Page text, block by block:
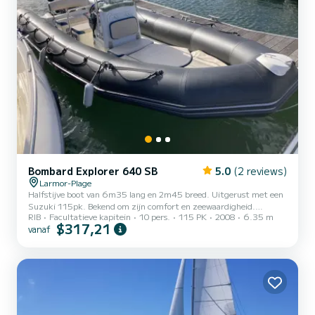
Bombard Explorer 640 SB 5.0 (2 reviews)
Larmor-Plage
Halfstijve boot van 6m35 lang en 2m45 breed. Uitgerust met een
Suzuki 115pk. Bekend om zijn comfort en zeewaardigheid.
(Extreem veilig) Ideaal voor dagtochten (halve dag mogelijk).
Uitgerust voor plezier en veiligheid: - Zonnedek voor - Skimast -
Navigatielicht - Dekzeil / zonnetent (optioneel) - Opblaasbare ring
+ reddingsvest (optioneel) - Kinderreddingsvest (optioneel) E...
RIB Facultatieve kapitein 10 pers. 115 PK 2008 6.35 m
vanaf $317,21